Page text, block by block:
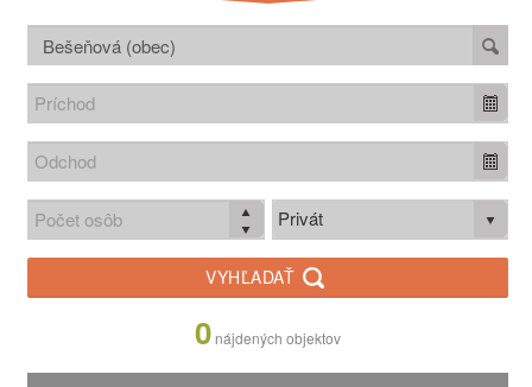
Privát
VYHĽADAŤ
0 nájdených objektov